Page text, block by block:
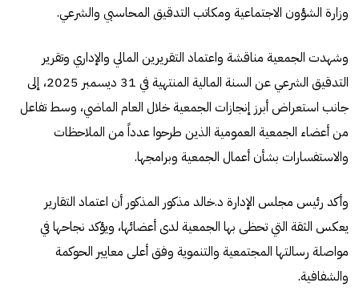
وزارة الشؤون الاجتماعية ومكاتب التدقيق المحاسبي والشرعي.
وشهدت الجمعية مناقشة واعتماد التقريرين المالي والإداري وتقرير
التدقيق الشرعي عن السنة المالية المنتهية في 31 ديسمبر 2025، إلى
جانب استعراض أبرز إنجازات الجمعية خلال العام الماضي، وسط تفاعل
من أعضاء الجمعية العمومية الذين طرحوا عدداً من الملاحظات
والاستفسارات بشأن أعمال الجمعية وبرامجها.
وأكد رئيس مجلس الإدارة د.خالد مذكور المذكور أن اعتماد التقارير
يعكس الثقة التي تحظى بها الجمعية لدى أعضائها، ويؤكد نجاحها في
مواصلة رسالتها المجتمعية والتنموية وفق أعلى معايير الحوكمة
والشفافية.